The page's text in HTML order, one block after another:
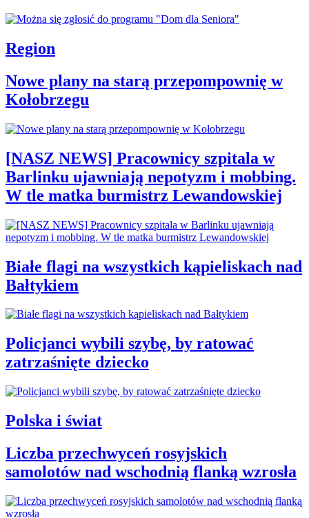
Region
Nowe plany na starą przepompownię w
Kołobrzegu
[NASZ NEWS] Pracownicy szpitala w
Barlinku ujawniają nepotyzm i mobbing.
W tle matka burmistrz Lewandowskiej
Białe flagi na wszystkich kąpieliskach nad
Bałtykiem
Policjanci wybili szybę, by ratować
zatrzaśnięte dziecko
Polska i świat
Liczba przechwyceń rosyjskich
samolotów nad wschodnią flanką wzrosła